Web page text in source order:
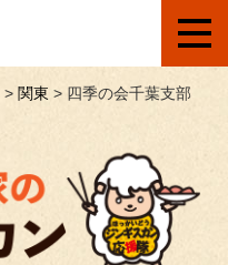
> 関東 > 四季の会千葉支部